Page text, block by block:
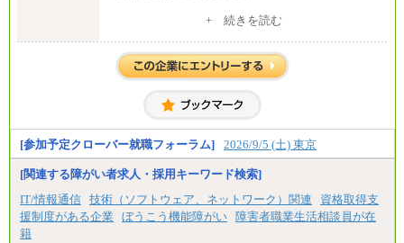
月給 200,000円～250,000円
入社時の処遇は経験・能力を考慮の上、当社規程に
より決定します。
お伝えします。
+ 続きを読む
[参加予定クローバー就職フォーラム] 2026/9/5 (土) 東京
[関連する障がい者求人・採用キーワード検索]
IT/情報通信 技術（ソフトウェア、ネットワーク）関連
資格取得支
援制度がある企業
ぼうこう機能障がい 障害者職業生活相談員が在
籍